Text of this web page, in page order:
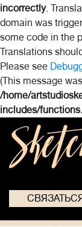
incorrectly.
domain was
some code in the
Translations
Please see
(This message
/home/
includes/
СВЯЗАТЬСЯ